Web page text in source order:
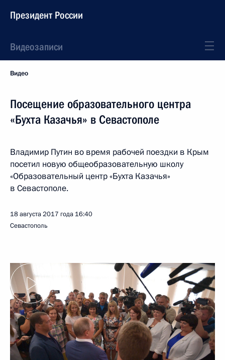
Президент России
Видеозаписи
Видео
Посещение образовательного центра
«Бухта Казачья» в Севастополе
Владимир Путин во время рабочей поездки в Крым
посетил новую общеобразовательную школу
«Образовательный центр «Бухта Казачья»
в Севастополе.
18 августа 2017 года 16:40
Севастополь